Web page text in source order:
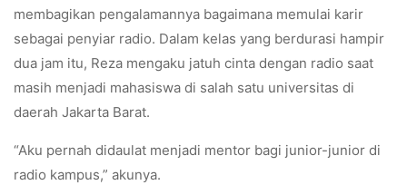
membagikan pengalamannya bagaimana memulai karir
sebagai penyiar radio. Dalam kelas yang berdurasi hampir
dua jam itu, Reza mengaku jatuh cinta dengan radio saat
masih menjadi mahasiswa di salah satu universitas di
daerah Jakarta Barat.
“Aku pernah didaulat menjadi mentor bagi junior-junior di
radio kampus,” akunya.